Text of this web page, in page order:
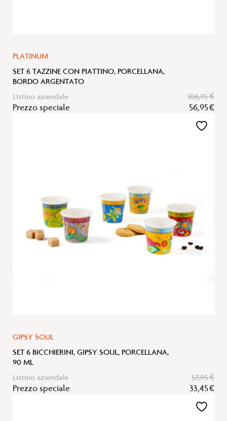
PLATINUM
SET 6 TAZZINE CON PIATTINO, PORCELLANA,
BORDO ARGENTATO
Listino aziendale
106,95 €
Prezzo speciale 56,95 €
GIPSY SOUL
SET 6 BICCHIERINI, GIPSY SOUL, PORCELLANA,
90 ML
Listino aziendale
57,95 €
Prezzo speciale 33,45 €
Aggiungi
Aggiungi